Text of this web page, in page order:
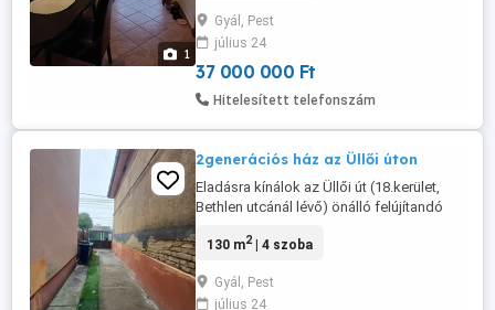
1
festett, glettelt, a ház küljese dryvitozva,
festve lett a napokban! Az ingatlanban van
víz, villany ( ...
Gyál, Pest
július 24
37 000 000 Ft
Hitelesített telefonszám
2generációs ház az Üllői úton
Eladásra kínálok az Üllői út (18.kerület,
Bethlen utcánál lévő) önálló felújítandó
kisebbik lakás kb 42 nm, a nagyobbik
lehet állni a kertbe. 2 hónap a birtokba
adás. Pince nincs. Kiváló közlekedés,
130 m2| 4 szoba
Gyál, Pest
július 24